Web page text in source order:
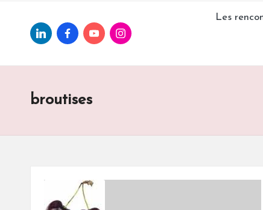
V
Linkedin.comfacebook.com
Youtube.comInstagram.com
Les
broutises